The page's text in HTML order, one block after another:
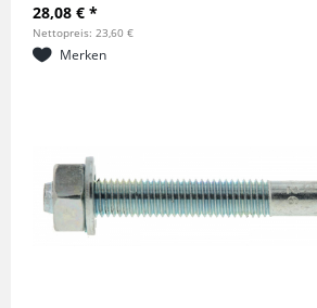
28,08 € *
Nettopreis: 23,60 €
Merken